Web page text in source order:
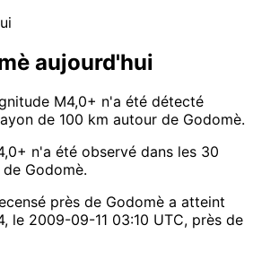
aujourd'hui
M4,0+ n'a été détecté
de 100 km autour de Godomè.
n'a été observé dans les 30
Godomè.
près de Godomè a atteint
le 2009-09-11 03:10 UTC, près de